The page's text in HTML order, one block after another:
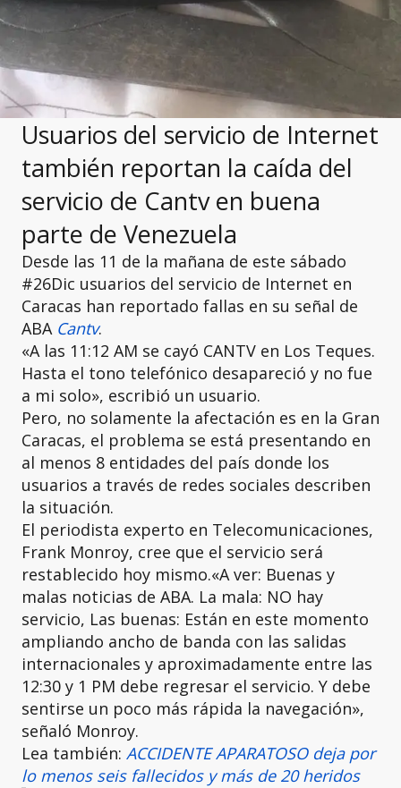
Usuarios del servicio de Internet
también reportan la caída del
servicio de Cantv en buena
parte de Venezuela
Desde las 11 de la mañana de este sábado
#26Dic usuarios del servicio de Internet en
Caracas han reportado fallas en su señal de
ABA Cantv.
«A las 11:12 AM se cayó CANTV en Los Teques.
Hasta el tono telefónico desapareció y no fue
a mi solo», escribió un usuario.
Pero, no solamente la afectación es en la Gran
Caracas, el problema se está presentando en
al menos 8 entidades del país donde los
usuarios a través de redes sociales describen
la situación.
El periodista experto en Telecomunicaciones,
Frank Monroy, cree que el servicio será
restablecido hoy mismo.«A ver: Buenas y
malas noticias de ABA. La mala: NO hay
servicio, Las buenas: Están en este momento
ampliando ancho de banda con las salidas
internacionales y aproximadamente entre las
12:30 y 1 PM debe regresar el servicio. Y debe
sentirse un poco más rápida la navegación»,
señaló Monroy.
Lea también: ACCIDENTE APARATOSO deja por
lo menos seis fallecidos y más de 20 heridos